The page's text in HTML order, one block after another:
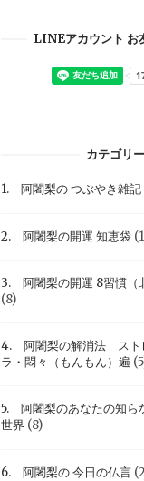
LINEアカウント お
カテゴリー
1. 阿闍梨の つぶやき雑記
2. 阿闍梨の開運 知恵袋
3. 阿闍梨の開運 8習慣（
(8)
4. 阿闍梨の解消法 スト
ラ・悶々（もんもん）遍
5. 阿闍梨のあなたの知ら
世界 (8)
6. 阿闍梨の 今日の仏言